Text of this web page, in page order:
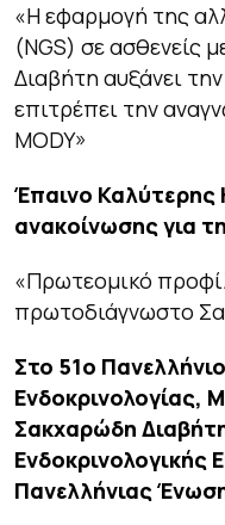
«Η εφαρμογή της
(NGS) σε ασθενείς
Διαβήτη αυξάνει
επιτρέπει την
MODY»
Έπαινο Καλύτερης
ανακοίνωσης για
«Πρωτεομικό
πρωτοδιάγνωστο
Στο 51o
Ενδοκρινολογίας,
Σακχαρώδη
Ενδοκρινολογικής
Πανελλήνιας